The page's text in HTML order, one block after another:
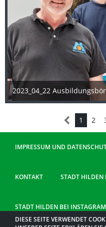
2023_04_22
25. April 2023
1 2
IMPRESSUM UND
KONTAKT STADT HILDEN
STADT HILDEN BEI INSTAGRAM
DIESE SEITE VERWENDET